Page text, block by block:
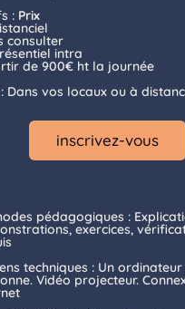
: Prix
consulter
intra
de 900€ ht la journée
Dans vos locaux ou à
inscrivez-vous
pédagogiques :
exercices,
techniques : Un
Vidéo projecteur.